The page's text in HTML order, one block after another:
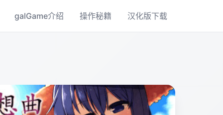
galGame介绍 操作秘籍 汉化版下载